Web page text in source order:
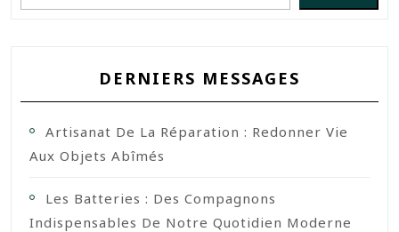
DERNIERS MESSAGES
Artisanat De La Réparation : Redonner Vie
Aux Objets Abîmés
Les Batteries : Des Compagnons
Indispensables De Notre Quotidien Moderne